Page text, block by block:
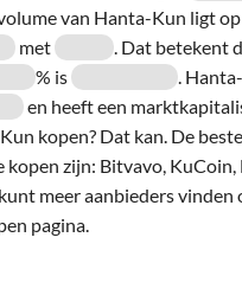
van Hanta-Kun ligt op
met
. Dat betekent
% is
.
en heeft een
kopen? Dat kan. De
zijn: Bitvavo, KuCoin,
meer aanbieders vinden
pagina.